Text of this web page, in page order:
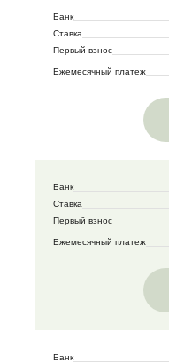
Банк
Ставка
Первый взнос
Ежемесячный платеж
Банк
Ставка
Первый взнос
Ежемесячный платеж
Банк